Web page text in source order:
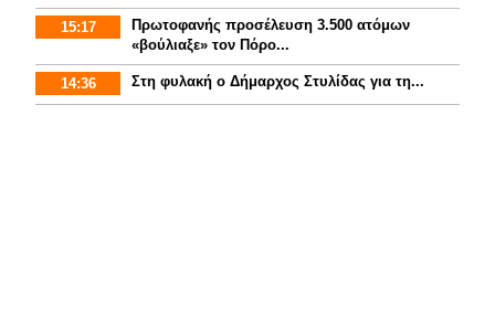
15:17
Πρωτοφανής προσέλευση 3.500 ατόμων
«βούλιαξε» τον Πόρο...
14:36 Στη φυλακή ο Δήμαρχος Στυλίδας για τη...